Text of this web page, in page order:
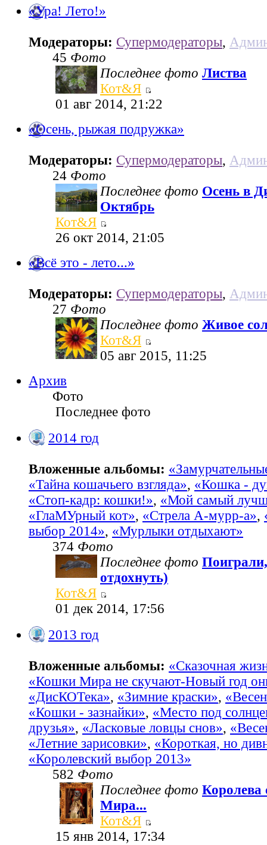
«Ура! Лето!»
Модераторы: Супермодераторы,
45 Фото
Последнее фото Листва
Кот&Я
01 авг 2014, 21:22
«Осень, рыжая подружка»
Модераторы: Супермодераторы,
24 Фото
Последнее фото Осень в
Октябрь
Кот&Я
26 окт 2014, 21:05
«Всё это - лето...»
Модераторы: Супермодераторы,
27 Фото
Последнее фото Живое
Кот&Я
05 авг 2015, 11:25
Архив
Фото
Последнее фото
2014 год
Вложенные альбомы:
«Тайна кошачьего взгляда», «Кошка -
«Стоп-кадр: кошки!», «Мой самый
«ГлаМУрный кот», «Стрела А-мурр-а»,
выбор 2014», «Мурлыки отдыхают»
374 Фото
Последнее фото
отдохнуть)
Кот&Я
01 дек 2014, 17:56
2013 год
Вложенные альбомы: «Сказочная
«Кошки Мира не скучают-Новый год
«ДисКОТека», «Зимние краски»,
«Кошки - зазнайки», «Место под
друзья», «Ласковые ловцы снов»,
«Летние зарисовки», «Короткая, но
«Королевский выбор 2013»
582 Фото
Последнее фото Королева
Мира...
Кот&Я
15 янв 2014, 17:34